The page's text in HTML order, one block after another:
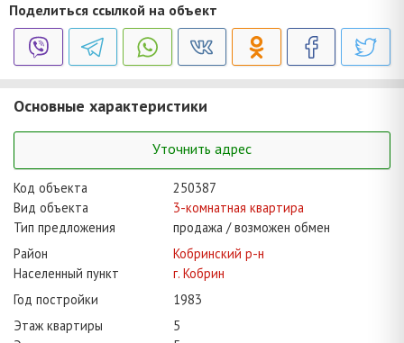
Поделиться ссылкой на объект
Основные характеристики
Уточнить адрес
Код объекта
250387
Вид объекта
3-комнатная квартира
Тип предложения
продажа / возможен обмен
Район
Кобринский р-н
Населенный пункт
г. Кобрин
Год постройки
1983
Этаж квартиры
5